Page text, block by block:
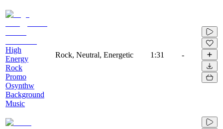
High
Energy
Rock
Promo
Osynthw
Background
Music
Rock, Neutral, Energetic 1:31 -